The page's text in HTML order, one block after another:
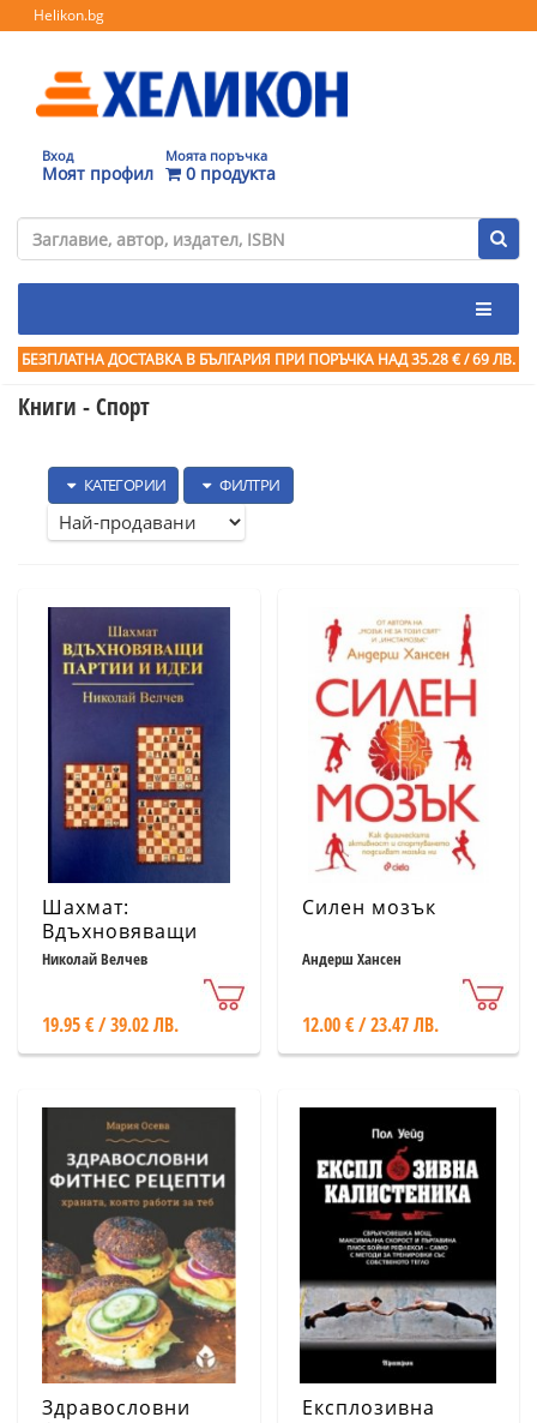
Helikon.bg
Вход
Моят профил
Моята поръчка
0 продукта
БЕЗПЛАТНА ДОСТАВКА В БЪЛГАРИЯ ПРИ ПОРЪЧКА НАД 35.28 € / 69 ЛВ.
Книги - Спорт
КАТЕГОРИИ ФИЛТРИ
Шахмат:
Вдъхновяващи
партии и идеи
Николай Велчев
19.95 € / 39.02 ЛВ.
Силен мозък
Андерш Хансен
12.00 € / 23.47 ЛВ.
Здравословни
Експлозивна